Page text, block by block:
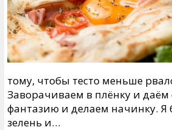
тому, чтобы тесто меньше
Заворачиваем в плёнку и
фантазию и делаем начинку. Я
зелень и…